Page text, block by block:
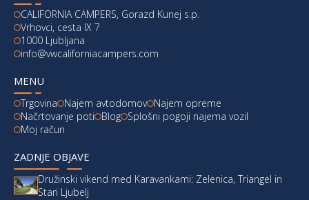
CALIFORNIA CAMPERS, Gorazd Kunej s.p.
Vrhovci, cesta IX 7
1000 Ljubljana
info@vwcaliforniacampers.com
MENU
Trgovina Najem avtodomov Najem opreme
Načrtovanje poti
Blog Splošni pogoji najema vozil
Moj račun
ZADNJE OBJAVE
Družinski vikend med Karavankami: Zelenica, Triangel in
Stari Ljubelj